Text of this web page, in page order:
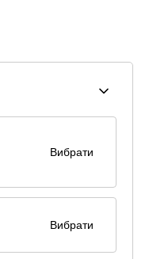
Вибрати
Вибрати